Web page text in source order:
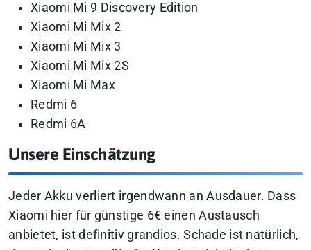
Xiaomi Mi 9 Discovery Edition
Xiaomi Mi Mix 2
Xiaomi Mi Mix 3
Xiaomi Mi Mix 2S
Xiaomi Mi Max
Redmi 6
Redmi 6A
Unsere Einschätzung
Jeder Akku verliert irgendwann an Ausdauer. Dass
Xiaomi hier für günstige 6€ einen Austausch
anbietet, ist definitiv grandios. Schade ist natürlich,